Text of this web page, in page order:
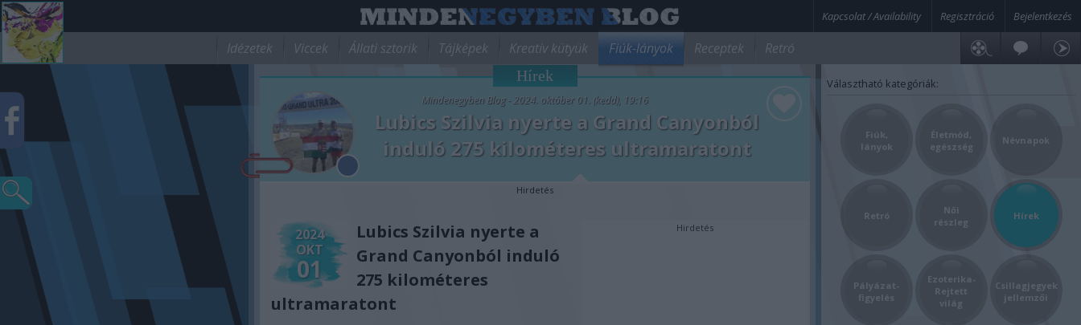
Kapcsolat / Availability Regisztráció Bejelentkezés
Idézetek Viccek Állati sztorik Tájképek Kreatív kütyük Fiúk-lányok Receptek Retró
Választható kategóriák:
Fiúk,
lányok
Életmód,
egészség
Névnapok
Retró
Női
részleg
Hírek
Pályázat-
figyelés
Ezoterika-
Rejtett
világ
Csillagjegyek
jellemzői
Hírek
Mindenegyben Blog - 2024. október 01. (kedd), 19:16
Lubics Szilvia nyerte a Grand Canyonból
induló 275 kilométeres ultramaratont
Hirdetés
Hirdetés
2024
OKT
01
Lubics Szilvia nyerte a
Grand Canyonból induló
275 kilométeres
ultramaratont